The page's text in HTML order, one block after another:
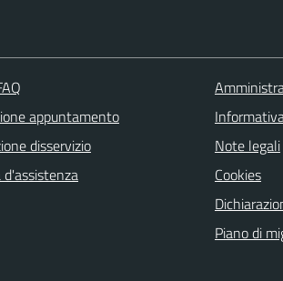
appuntamento
disservizio
d'assistenza
Note legali
Cookies
Piano di